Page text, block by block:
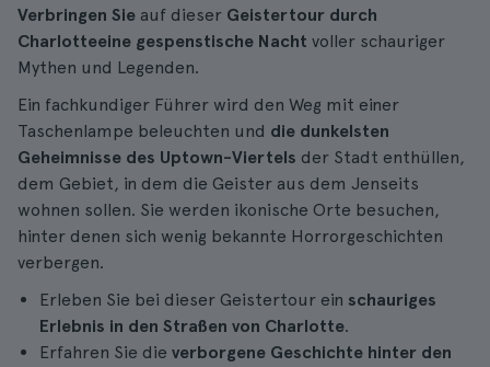
Verbringen Sie auf dieser Geistertour durch
Charlotteeine gespenstische Nacht voller schauriger
Mythen und Legenden.
Ein fachkundiger Führer wird den Weg mit einer
Taschenlampe beleuchten und die dunkelsten
Geheimnisse des Uptown-Viertels der Stadt enthüllen,
dem Gebiet, in dem die Geister aus dem Jenseits
wohnen sollen. Sie werden ikonische Orte besuchen,
hinter denen sich wenig bekannte Horrorgeschichten
verbergen.
Erleben Sie bei dieser Geistertour ein schauriges
Erlebnis in den Straßen von Charlotte.
Erfahren Sie die verborgene Geschichte hinter den